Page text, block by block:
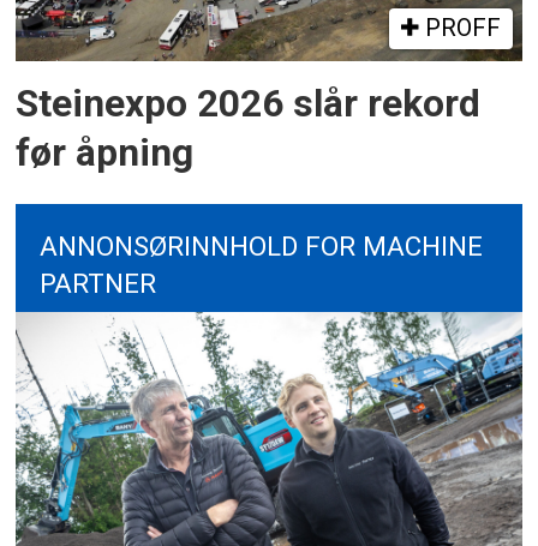
PROFF
Steinexpo 2026 slår rekord
før åpning
ANNONSØRINNHOLD FOR MACHINE
PARTNER